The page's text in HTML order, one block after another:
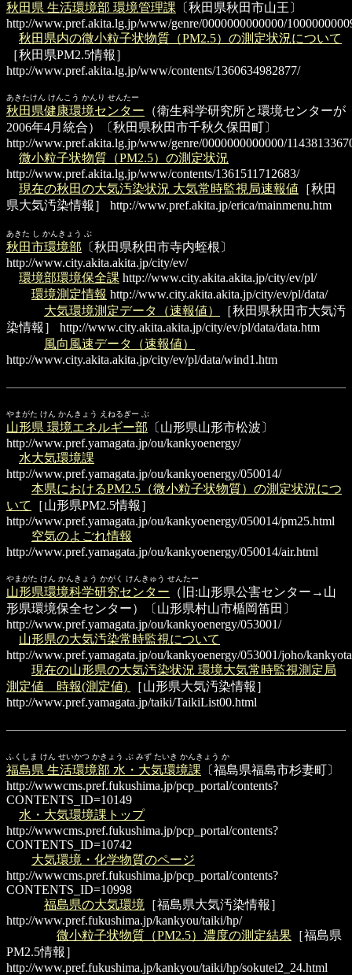
秋田県 生活環境部 環境管理課 〔秋田県秋田市山王〕
http://www.pref.akita.lg.jp/www/genre/0000000000000/
秋田県内の微小粒子状物質（PM2.5）の測定状況について
［秋田県PM2.5情報］
http://www.pref.akita.lg.jp/www/contents/1360634982877/
あきたけん けんこう かんり せんたー
秋田県健康環境センター （衛生科学研究所と環境センターが
2006年4月統合）〔秋田県秋田市千秋久保田町〕
http://www.pref.akita.lg.jp/www/genre/0000000000000/
微小粒子状物質（PM2.5）の測定状況
http://www.pref.akita.lg.jp/www/contents/1361511712683/
現在の秋田の大気汚染状況 大気常時監視局速報値 ［秋田
県大気汚染情報］
http://www.pref.akita.jp/erica/mainmenu.htm
あきた し かんきょう ぶ
秋田市環境部 〔秋田県秋田市寺内蛭根〕
http://www.city.akita.akita.jp/city/ev/
環境部環境保全課 http://www.city.akita.akita.jp/city/ev/pl/
環境測定情報 http://www.city.akita.akita.jp/city/ev/pl/data/
大気環境測定データ（速報値）
［秋田県秋田市大気汚
染情報］
http://www.city.akita.akita.jp/city/ev/pl/data/data.htm
風向風速データ（速報値）
http://www.city.akita.akita.jp/city/ev/pl/data/wind1.htm
やまがた けん かんきょう えねるぎー ぶ
山形県 環境エネルギー部 〔山形県山形市松波〕
http://www.pref.yamagata.jp/ou/kankyoenergy/
水大気環境課
http://www.pref.yamagata.jp/ou/kankyoenergy/050014/
本県におけるPM2.5（微小粒子状物質）の測定状況につ
いて
［山形県PM2.5情報］
http://www.pref.yamagata.jp/ou/kankyoenergy/050014/pm25.html
空気のよごれ情報
http://www.pref.yamagata.jp/ou/kankyoenergy/050014/air.html
やまがた けん かんきょう かがく けんきゅう せんたー
山形県環境科学研究センター （旧:山形県公害センター→山
形県環境保全センター）〔山形県村山市楯岡笛田〕
http://www.pref.yamagata.jp/ou/kankyoenergy/053001/
山形県の大気汚染常時監視について
http://www.pref.yamagata.jp/ou/kankyoenergy/053001/joho/
現在の山形県の大気汚染状況 環境大気常時監視測定局
測定値 時報(測定値)
［山形県大気汚染情報］
http://www.pref.yamagata.jp/taiki/TaikiList00.html
ふくしま けん せいかつ かきょう ぶ みず たいき かんきょう か
福島県 生活環境部 水・大気環境課 〔福島県福島市杉妻町〕
http://wwwcms.pref.fukushima.jp/pcp_portal/contents?
CONTENTS_ID=10149
水・大気環境課トップ
http://wwwcms.pref.fukushima.jp/pcp_portal/contents?
CONTENTS_ID=10742
大気環境・化学物質のページ
http://wwwcms.pref.fukushima.jp/pcp_portal/contents?
CONTENTS_ID=10998
福島県の大気環境 ［福島県大気汚染情報］
http://www.pref.fukushima.jp/kankyou/taiki/hp/
微小粒子状物質（PM2.5）濃度の測定結果 ［福島県
PM2.5情報］
http://www.pref.fukushima.jp/kankyou/taiki/hp/sokutei2_24.html